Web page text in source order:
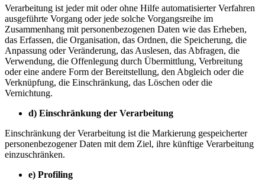
Verarbeitung ist jeder mit oder ohne Hilfe automatisierter Verfahren
ausgeführte Vorgang oder jede solche Vorgangsreihe im
Zusammenhang mit personenbezogenen Daten wie das Erheben,
das Erfassen, die Organisation, das Ordnen, die Speicherung, die
Anpassung oder Veränderung, das Auslesen, das Abfragen, die
Verwendung, die Offenlegung durch Übermittlung, Verbreitung
oder eine andere Form der Bereitstellung, den Abgleich oder die
Verknüpfung, die Einschränkung, das Löschen oder die
Vernichtung.
d) Einschränkung der Verarbeitung
Einschränkung der Verarbeitung ist die Markierung gespeicherter
personenbezogener Daten mit dem Ziel, ihre künftige Verarbeitung
einzuschränken.
e) Profiling